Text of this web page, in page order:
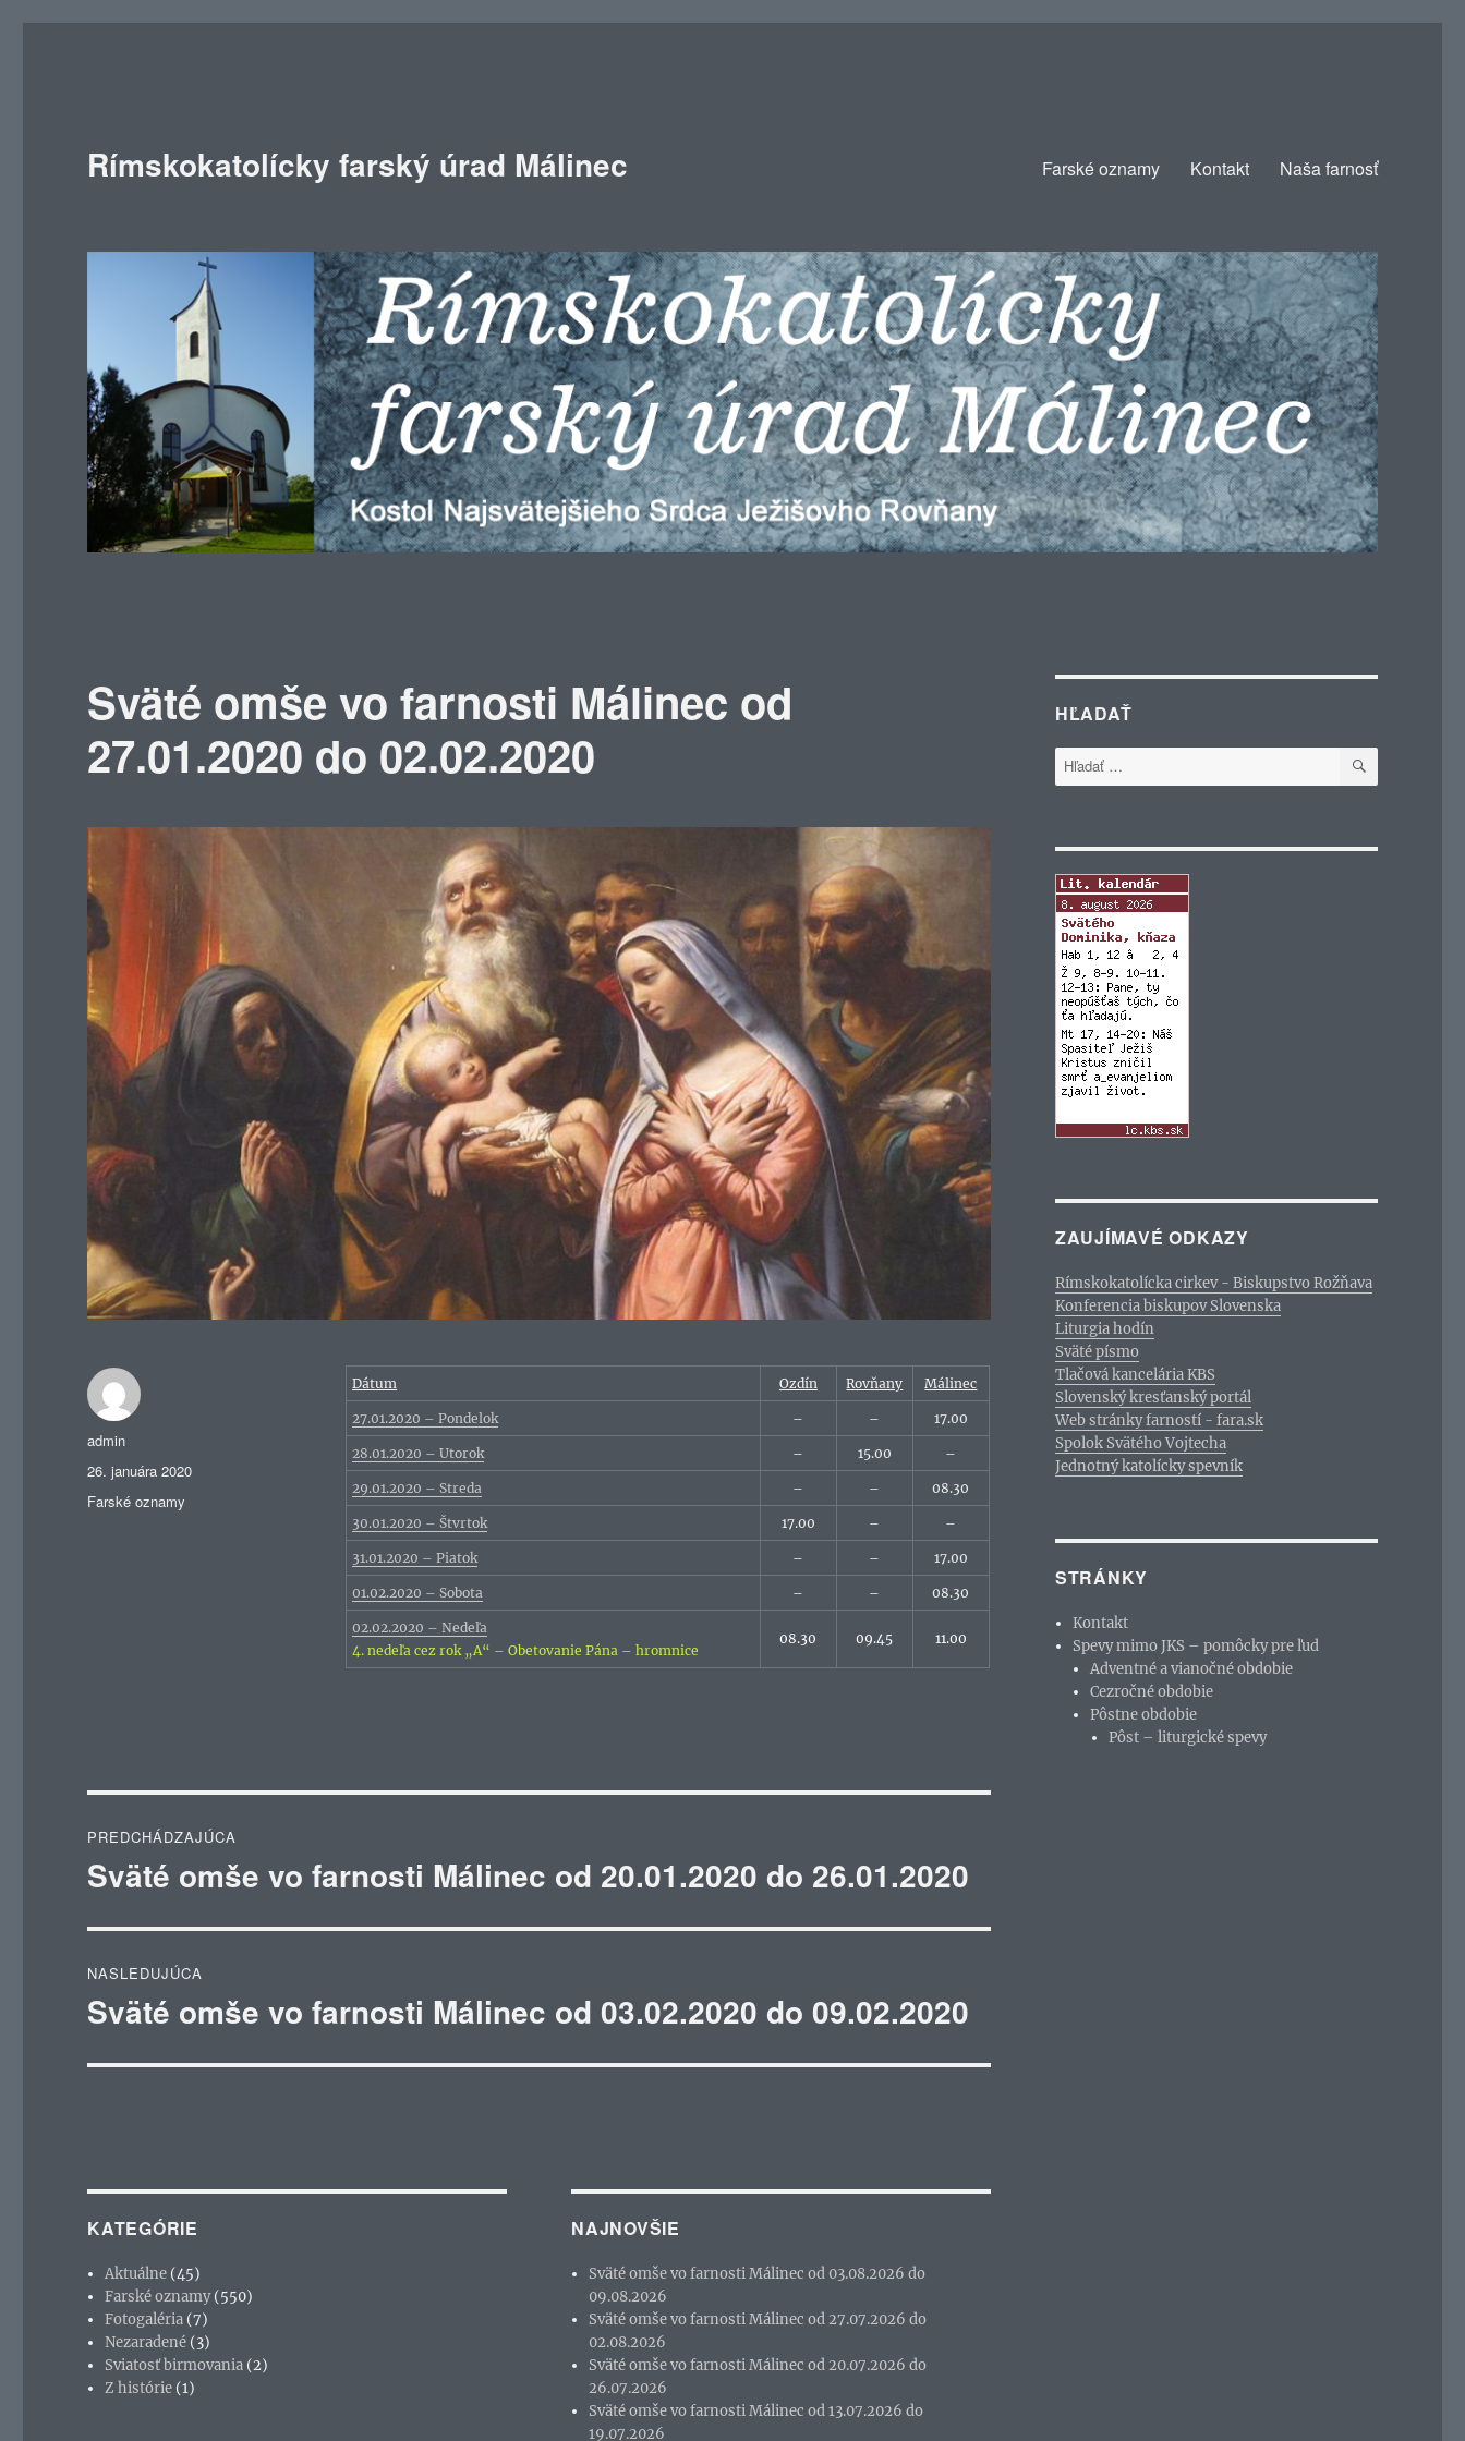
Rímskokatolícky farský úrad Málinec Farské oznamy Kontakt Naša farnosť
Sväté omše vo farnosti Málinec od
27.01.2020 do 02.02.2020
Dátum Ozdín Rovňany Málinec
27.01.2020 – Pondelok – – 17.00
28.01.2020 – Utorok – 15.00 –
29.01.2020 – Streda – – 08.30
30.01.2020 – Štvrtok 17.00 – –
31.01.2020 – Piatok – – 17.00
01.02.2020 – Sobota – – 08.30
02.02.2020 – Nedeľa
4. nedeľa cez rok „A“ – Obetovanie Pána – hromnice
08.30 09.45 11.00
Autor
admin
Publikované
26. januára 2020
Kategórie
Farské oznamy
v
PREDCHÁDZAJÚCA
Predchádzajúci
Sväté omše vo farnosti Málinec od 20.01.2020 do 26.01.2020
NASLEDUJÚCA
Ďalší
Sväté omše vo farnosti Málinec od 03.02.2020 do 09.02.2020
KATEGÓRIE
Aktuálne (45)
Farské oznamy(550)
Fotogaléria (7)
Nezaradené (3)
Sviatosť birmovania (2)
Z histórie (1)
NAJNOVŠIE
Sväté omše vo farnosti Málinec od 03.08.2026 do
09.08.2026
Sväté omše vo farnosti Málinec od 27.07.2026 do
02.08.2026
Sväté omše vo farnosti Málinec od 20.07.2026 do
26.07.2026
Sväté omše vo farnosti Málinec od 13.07.2026 do
19.07.2026
HĽADAŤ
Hľadať:
ZAUJÍMAVÉ ODKAZY
Rímskokatolícka cirkev - Biskupstvo Rožňava
Konferencia biskupov Slovenska
Liturgia hodín
Sväté písmo
Tlačová kancelária KBS
Slovenský kresťanský portál
Web stránky farností - fara.sk
Spolok Svätého Vojtecha
Jednotný katolícky spevník
STRÁNKY
Kontakt
Spevy mimo JKS – pomôcky pre ľud
Adventné a vianočné obdobie
Cezročné obdobie
Pôstne obdobie
Pôst – liturgické spevy